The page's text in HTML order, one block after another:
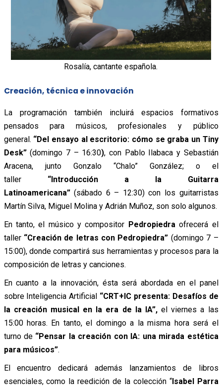
Rosalía, cantante española.
Creación, técnica e innovación
La programación también incluirá espacios formativos
pensados para músicos, profesionales y público
general. “Del ensayo al escritorio: cómo se graba un Tiny
Desk”(domingo 7 – 16:30), con Pablo Ilabaca y Sebastián
Aracena, junto Gonzalo “Chalo” González; o el
taller “Introducción a la Guitarra
Latinoamericana”(sábado 6 – 12:30) con los guitarristas
Martín Silva, Miguel Molina y Adrián Muñoz, son solo algunos.
En tanto, el músico y compositor Pedropiedraofrecerá el
taller “Creación de letras con Pedropiedra” (domingo 7 –
15:00), donde compartirá sus herramientas y procesos para la
composición de letras y canciones.
En cuanto a la innovación, ésta será abordada en el panel
sobre Inteligencia Artificial “CRT+IC presenta: Desafíos de
la creación musical en la era de la IA”,el viernes a las
15:00 horas. En tanto, el domingo a la misma hora será el
turno de “Pensar la creación con IA: una mirada estética
para músicos”.
El encuentro dedicará además lanzamientos de libros
esenciales, como la reedición de la colección “Isabel Parra